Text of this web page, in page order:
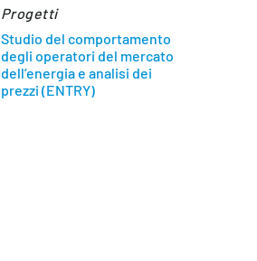
Progetti
Studio del comportamento
degli operatori del mercato
dell’energia e analisi dei
prezzi (ENTRY)